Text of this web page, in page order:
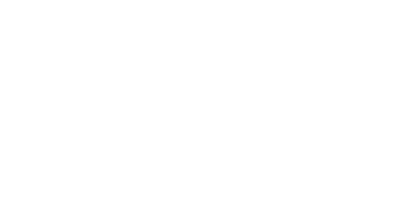
в течение 14 дней после получения (для товаров
в случаях если товар не соответствует
в действующем